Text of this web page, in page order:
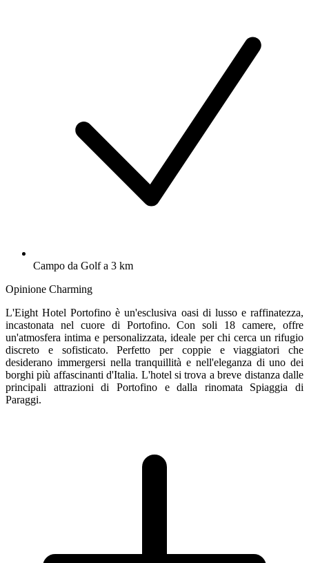
Campo da Golf a 3 km
Opinione Charming
L'Eight Hotel Portofino è un'esclusiva oasi di lusso e raffinatezza,
incastonata nel cuore di Portofino. Con soli 18 camere, offre
un'atmosfera intima e personalizzata, ideale per chi cerca un rifugio
discreto e sofisticato. Perfetto per coppie e viaggiatori che
desiderano immergersi nella tranquillità e nell'eleganza di uno dei
borghi più affascinanti d'Italia. L'hotel si trova a breve distanza dalle
principali attrazioni di Portofino e dalla rinomata Spiaggia di
Paraggi.